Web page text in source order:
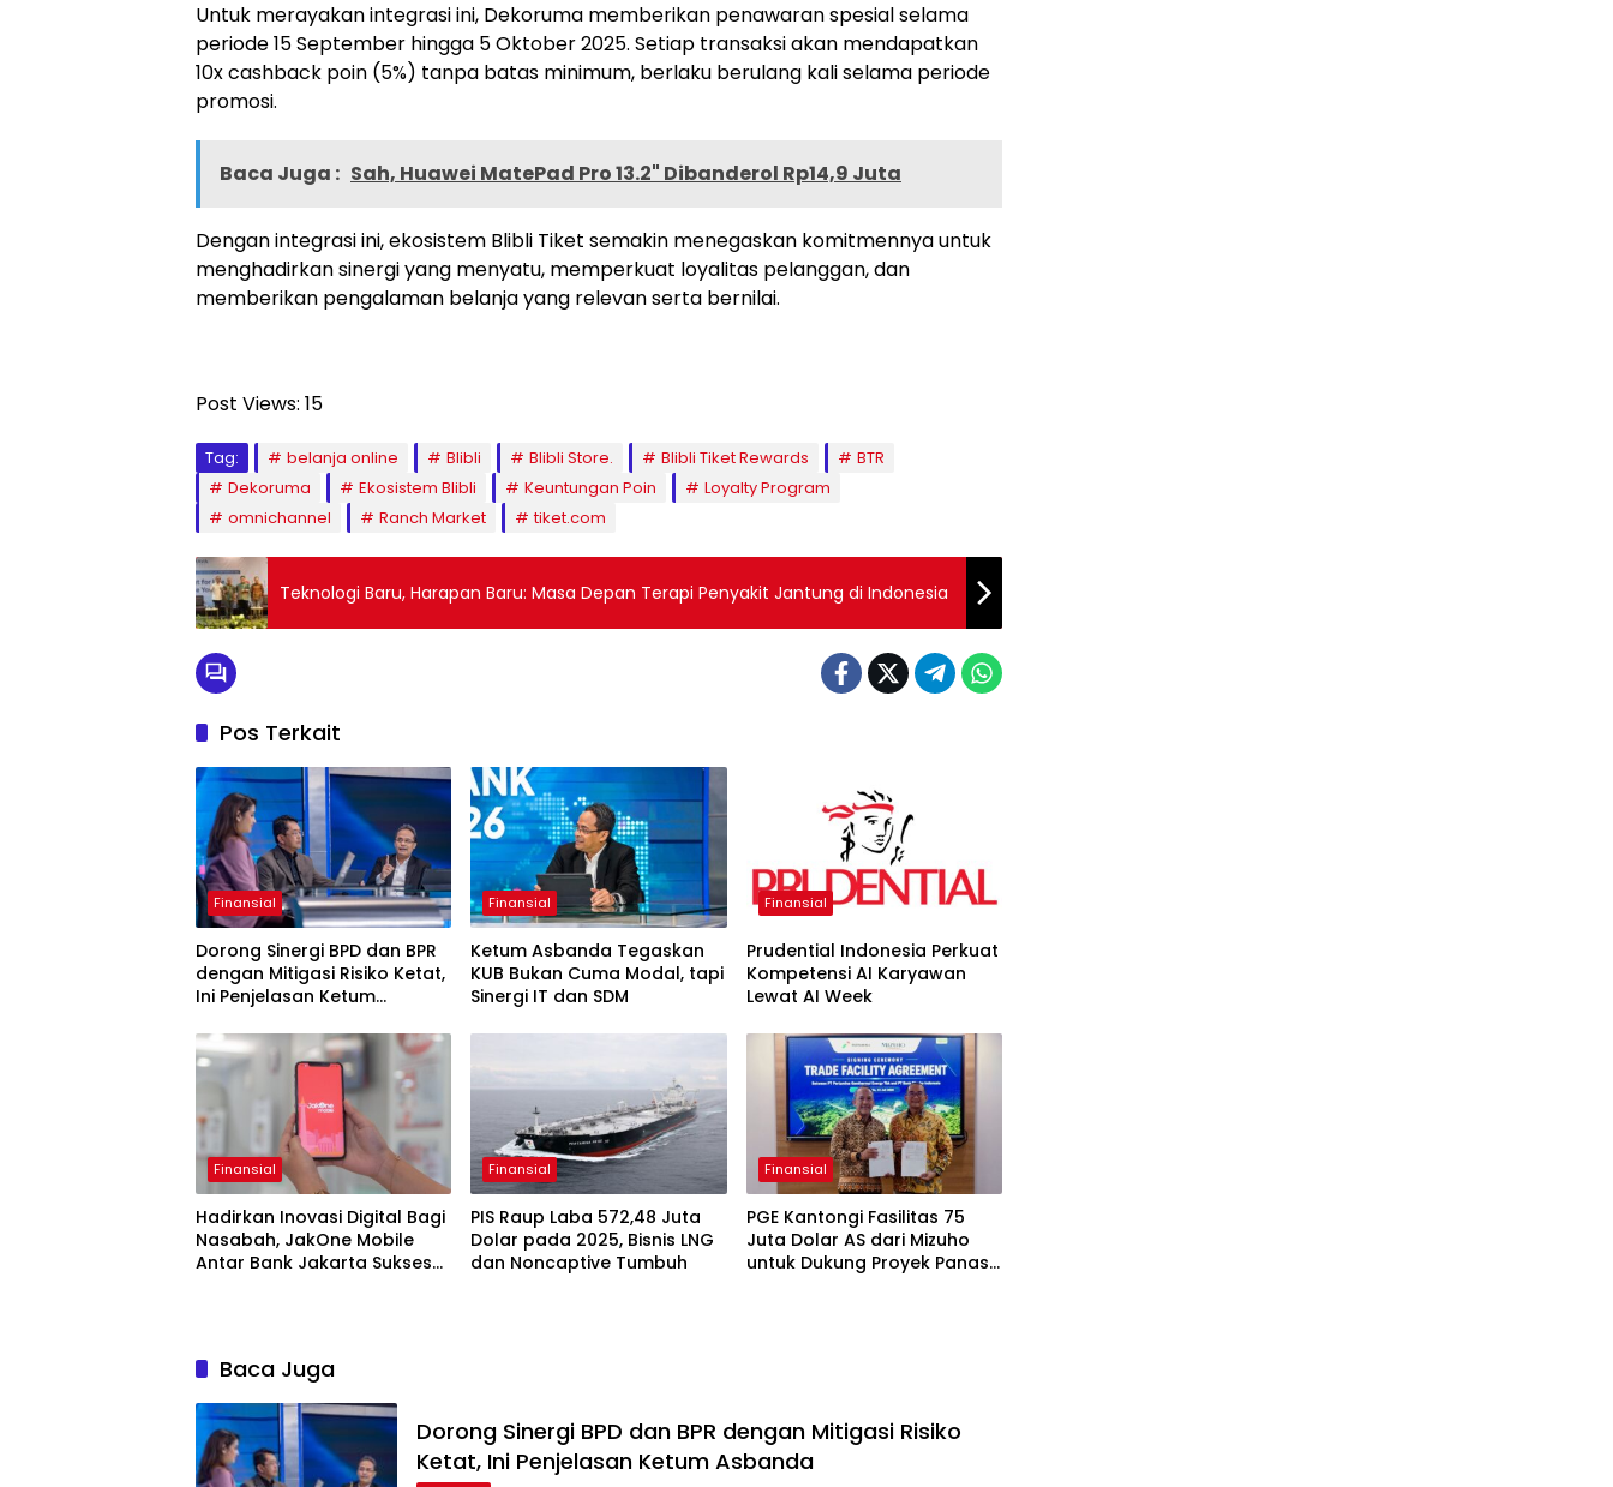
Untuk merayakan integrasi ini, Dekoruma memberikan penawaran spesial selama
periode 15 September hingga 5 Oktober 2025. Setiap transaksi akan mendapatkan
10x cashback poin (5%) tanpa batas minimum, berlaku berulang kali selama periode
promosi.
Baca Juga : Sah, Huawei MatePad Pro 13.2" Dibanderol Rp14,9 Juta
Dengan integrasi ini, ekosistem Blibli Tiket semakin menegaskan komitmennya untuk
menghadirkan sinergi yang menyatu, memperkuat loyalitas pelanggan, dan
memberikan pengalaman belanja yang relevan serta bernilai.
Post Views: 15
Tag: belanja online Blibli Blibli Store. Blibli Tiket Rewards
BTR
Dekoruma
Ekosistem Blibli Keuntungan Poin
Loyalty Program
omnichannel
Ranch Market tiket.com
Teknologi Baru, Harapan Baru: Masa Depan Terapi Penyakit Jantung di Indonesia
Pos Terkait
Finansial
Dorong Sinergi BPD dan BPR
dengan Mitigasi Risiko Ketat,
Ini Penjelasan Ketum
Finansial
Ketum Asbanda Tegaskan
KUB Bukan Cuma Modal, tapi
Sinergi IT dan SDM
Finansial
Prudential Indonesia Perkuat
Kompetensi AI Karyawan
Lewat AI Week
Finansial
Hadirkan Inovasi Digital Bagi
Nasabah, JakOne Mobile
Antar Bank Jakarta Sukses
Finansial
PIS Raup Laba 572,48 Juta
Dolar pada 2025, Bisnis LNG
dan Noncaptive Tumbuh
Finansial
PGE Kantongi Fasilitas 75
Juta Dolar AS dari Mizuho
untuk Dukung Proyek Panas
Baca Juga
Dorong Sinergi BPD dan BPR dengan Mitigasi Risiko
Ketat, Ini Penjelasan Ketum Asbanda